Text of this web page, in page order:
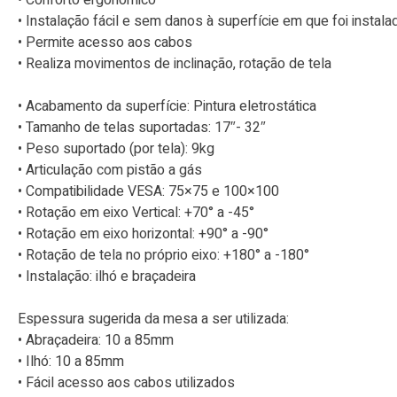
• Instalação fácil e sem danos à superfície em que foi
• Permite acesso aos cabos
• Realiza movimentos de inclinação, rotação de tela
• Acabamento da superfície: Pintura eletrostática
• Tamanho de telas suportadas: 17″- 32″
• Peso suportado (por tela): 9kg
• Articulação com pistão a gás
• Compatibilidade VESA: 75×75 e 100×100
• Rotação em eixo Vertical: +70° a -45°
• Rotação em eixo horizontal: +90° a -90°
• Rotação de tela no próprio eixo: +180° a -180°
• Instalação: ilhó e braçadeira
Espessura sugerida da mesa a ser utilizada:
• Abraçadeira: 10 a 85mm
• Ilhó: 10 a 85mm
• Fácil acesso aos cabos utilizados